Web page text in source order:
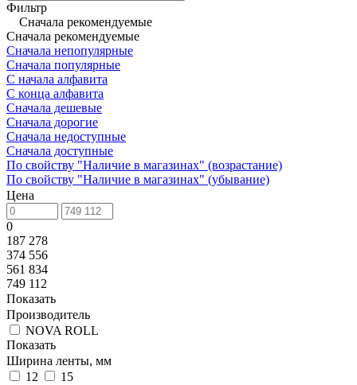
Фильтр
Сначала рекомендуемые
Сначала рекомендуемые
Сначала непопулярные
Сначала популярные
С начала алфавита
С конца алфавита
Сначала дешевые
Сначала дорогие
Сначала недоступные
Сначала доступные
По свойству "Наличие в магазинах" (возрастание)
По свойству "Наличие в магазинах" (убывание)
Цена
0
187 278
374 556
561 834
749 112
Показать
Производитель
NOVA ROLL
Показать
Ширина ленты, мм
12
15